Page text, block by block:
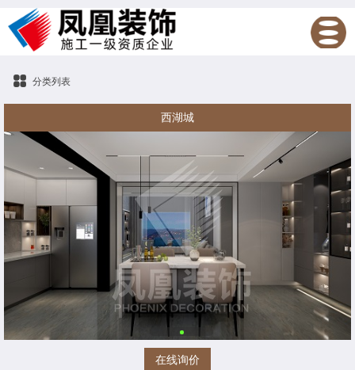
分类列表
西湖城
在线询价